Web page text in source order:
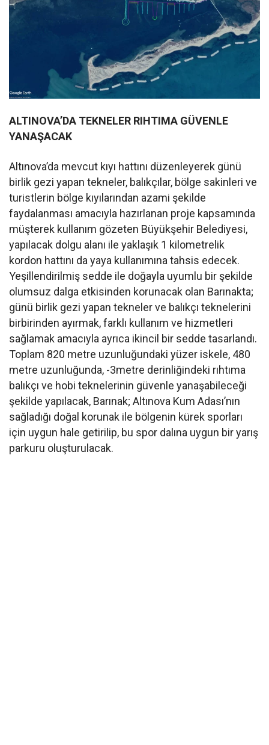
ALTINOVA’DA TEKNELER RIHTIMA GÜVENLE
YANAŞACAK
Altınova’da mevcut kıyı hattını düzenleyerek günü
birlik gezi yapan tekneler, balıkçılar, bölge sakinleri ve
turistlerin bölge kıyılarından azami şekilde
faydalanması amacıyla hazırlanan proje kapsamında
müşterek kullanım gözeten Büyükşehir Belediyesi,
yapılacak dolgu alanı ile yaklaşık 1 kilometrelik
kordon hattını da yaya kullanımına tahsis edecek.
Yeşillendirilmiş sedde ile doğayla uyumlu bir şekilde
olumsuz dalga etkisinden korunacak olan Barınakta;
günü birlik gezi yapan tekneler ve balıkçı teknelerini
birbirinden ayırmak, farklı kullanım ve hizmetleri
sağlamak amacıyla ayrıca ikincil bir sedde tasarlandı.
Toplam 820 metre uzunluğundaki yüzer iskele, 480
metre uzunluğunda, -3metre derinliğindeki rıhtıma
balıkçı ve hobi teknelerinin güvenle yanaşabileceği
şekilde yapılacak, Barınak; Altınova Kum Adası’nın
sağladığı doğal korunak ile bölgenin kürek sporları
için uygun hale getirilip, bu spor dalına uygun bir yarış
parkuru oluşturulacak.